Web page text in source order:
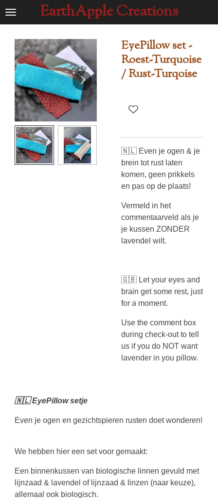
Ga
hoofdinhoud
EarthApple Creations
EyePillow set -
Roest-Turquoise
/ Rust-Turqoise
🇳🇱 Even je ogen & je
brein tot rust laten
komen, geen prikkels
en pas op de plaats!
Vermeld in het
commentaarveld als je
je kussen ZONDER
lavendel wilt.
🇬🇧 Let your eyes and
brain get some rest, just
for a moment.
Use the comment box
during check-out to tell
us if you do NOT want
lavender in you pillow.
🇳🇱 EyePillow setje
Even je ogen en gezichtspieren rusten doet wonderen!
We hebben hier een set voor gemaakt:
Een binnenkussen van biologische linnen gevuld met
lijnzaad & lavendel of lijnzaad & linzen (naar keuze),
allemaal ook biologisch.